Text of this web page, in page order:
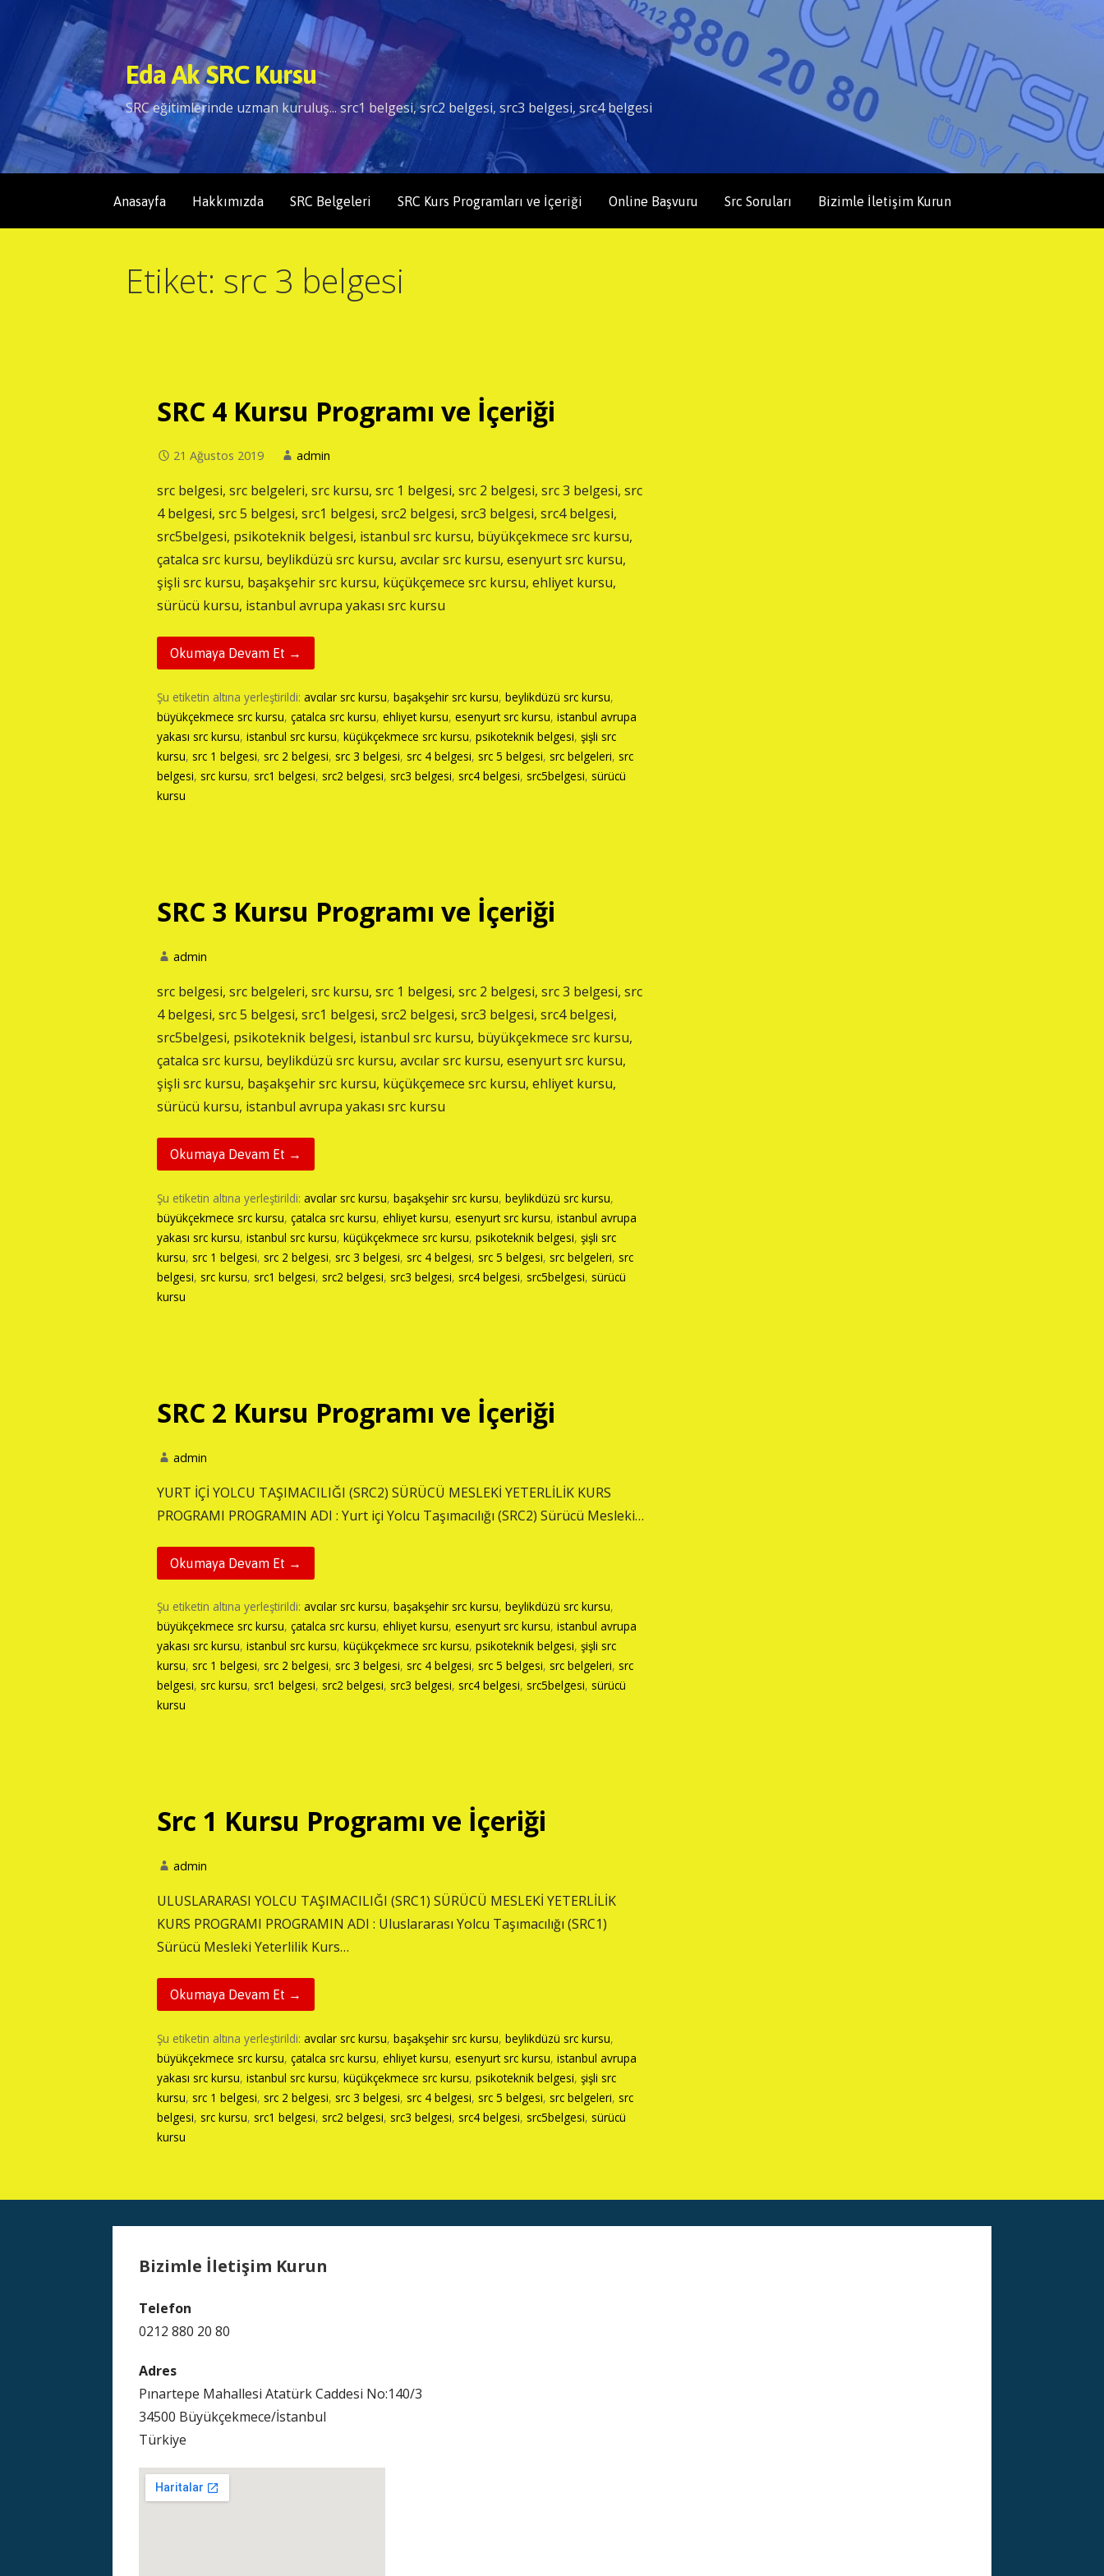
Eda Ak SRC Kursu
SRC eğitimlerinde uzman kuruluş... src1 belgesi, src2 belgesi, src3 belgesi, src4 belgesi
Anasayfa Hakkımızda SRC Belgeleri SRC Kurs Programları ve İçeriği Online Başvuru Src Soruları Bizimle İletişim Kurun
Etiket: src 3 belgesi
SRC 4 Kursu Programı ve İçeriği
21 Ağustos 2019 admin
src belgesi, src belgeleri, src kursu, src 1 belgesi, src 2 belgesi, src 3 belgesi, src
4 belgesi, src 5 belgesi, src1 belgesi, src2 belgesi, src3 belgesi, src4 belgesi,
src5belgesi, psikoteknik belgesi, istanbul src kursu, büyükçekmece src kursu,
çatalca src kursu, beylikdüzü src kursu, avcılar src kursu, esenyurt src kursu,
şişli src kursu, başakşehir src kursu, küçükçemece src kursu, ehliyet kursu,
sürücü kursu, istanbul avrupa yakası src kursu
Okumaya Devam Et →
Şu etiketin altına yerleştirildi:avcılar src kursu,başakşehir src kursu,beylikdüzü src kursu,
büyükçekmece src kursu,çatalca src kursu,ehliyet kursu,esenyurt src kursu,istanbul avrupa
yakası src kursu,istanbul src kursu,küçükçekmece src kursu,psikoteknik belgesi,şişli src
kursu, src 1 belgesi, src 2 belgesi, src 3 belgesi, src 4 belgesi, src 5 belgesi, src belgeleri, src
belgesi, src kursu, src1 belgesi, src2 belgesi, src3 belgesi, src4 belgesi, src5belgesi, sürücü
kursu
SRC 3 Kursu Programı ve İçeriği
admin
src belgesi, src belgeleri, src kursu, src 1 belgesi, src 2 belgesi, src 3 belgesi, src
4 belgesi, src 5 belgesi, src1 belgesi, src2 belgesi, src3 belgesi, src4 belgesi,
src5belgesi, psikoteknik belgesi, istanbul src kursu, büyükçekmece src kursu,
çatalca src kursu, beylikdüzü src kursu, avcılar src kursu, esenyurt src kursu,
şişli src kursu, başakşehir src kursu, küçükçemece src kursu, ehliyet kursu,
sürücü kursu, istanbul avrupa yakası src kursu
Okumaya Devam Et →
Şu etiketin altına yerleştirildi:avcılar src kursu,başakşehir src kursu,beylikdüzü src kursu,
büyükçekmece src kursu,çatalca src kursu,ehliyet kursu,esenyurt src kursu,istanbul avrupa
yakası src kursu,istanbul src kursu,küçükçekmece src kursu,psikoteknik belgesi,şişli src
kursu, src 1 belgesi, src 2 belgesi, src 3 belgesi, src 4 belgesi, src 5 belgesi, src belgeleri, src
belgesi, src kursu, src1 belgesi, src2 belgesi, src3 belgesi, src4 belgesi, src5belgesi, sürücü
kursu
SRC 2 Kursu Programı ve İçeriği
admin
YURT İÇİ YOLCU TAŞIMACILIĞI (SRC2) SÜRÜCÜ MESLEKİ YETERLİLİK KURS
PROGRAMI PROGRAMIN ADI : Yurt içi Yolcu Taşımacılığı (SRC2) Sürücü Mesleki…
Okumaya Devam Et →
Şu etiketin altına yerleştirildi:avcılar src kursu,başakşehir src kursu,beylikdüzü src kursu,
büyükçekmece src kursu,çatalca src kursu,ehliyet kursu,esenyurt src kursu,istanbul avrupa
yakası src kursu,istanbul src kursu,küçükçekmece src kursu,psikoteknik belgesi,şişli src
kursu, src 1 belgesi, src 2 belgesi, src 3 belgesi, src 4 belgesi, src 5 belgesi, src belgeleri, src
belgesi, src kursu, src1 belgesi, src2 belgesi, src3 belgesi, src4 belgesi, src5belgesi, sürücü
kursu
Src 1 Kursu Programı ve İçeriği
admin
ULUSLARARASI YOLCU TAŞIMACILIĞI (SRC1) SÜRÜCÜ MESLEKİ YETERLİLİK
KURS PROGRAMI PROGRAMIN ADI : Uluslararası Yolcu Taşımacılığı (SRC1)
Sürücü Mesleki Yeterlilik Kurs…
Okumaya Devam Et →
Şu etiketin altına yerleştirildi:avcılar src kursu,başakşehir src kursu,beylikdüzü src kursu,
büyükçekmece src kursu,çatalca src kursu,ehliyet kursu,esenyurt src kursu,istanbul avrupa
yakası src kursu,istanbul src kursu,küçükçekmece src kursu,psikoteknik belgesi,şişli src
kursu, src 1 belgesi, src 2 belgesi, src 3 belgesi, src 4 belgesi, src 5 belgesi, src belgeleri, src
belgesi, src kursu, src1 belgesi, src2 belgesi, src3 belgesi, src4 belgesi, src5belgesi, sürücü
kursu
Bizimle İletişim Kurun
Telefon
0212 880 20 80
Adres
Pınartepe Mahallesi Atatürk Caddesi No:140/3
34500 Büyükçekmece/İstanbul
Türkiye